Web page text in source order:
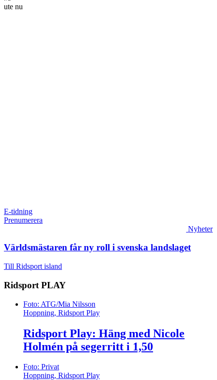
ute nu
E-tidning
Prenumerera
Foto: ATG/Mia Nilsson
Ridsport Play: Häng med Nicole
Holmén på segerritt i 1,50
Foto: Privat